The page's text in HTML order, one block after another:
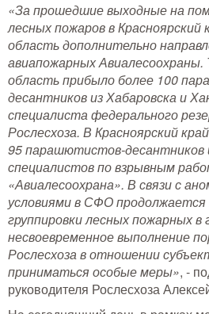
Снаряжение лесника и
Лесовосстановление
Библиотека лесника
Снаряжение арбориста
GPS-навигация и рации
Оборудование для
хозяйства
Распродажа
«За прошедшие выходные на
лесных пожаров в Красноярский
область дополнительно
авиапожарных Авиалесоохраны.
область прибыло более 100
десантников из Хабаровска и
специалиста федерального
Рослесхоза. В Красноярский
95 парашютистов-десантников
специалистов по взрывным
«Авиалесоохрана». В связи с
условиями в СФО
группировки лесных пожарных в
несвоевременное выполнение
Рослесхоза в отношении
приниматься особые меры», -
руководителя Рослесхоза